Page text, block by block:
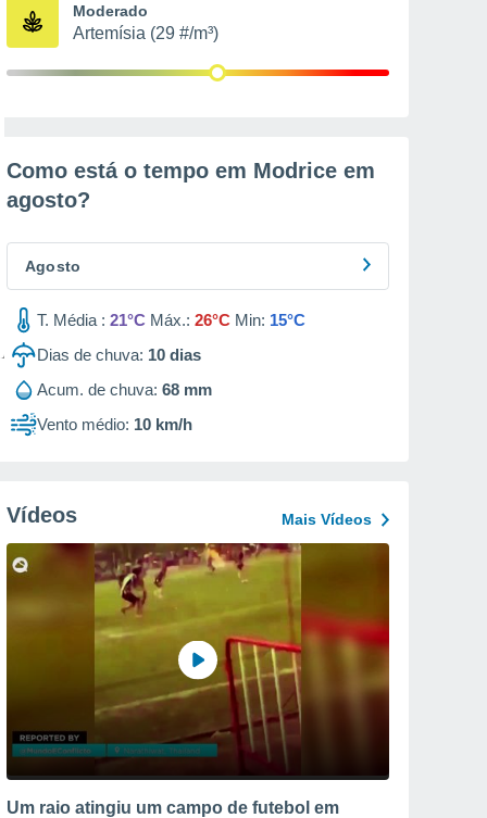
Moderado
Artemísia (29 #/m³)
Como está o tempo em Modrice em
agosto?
Agosto
T. Média : 21°C Máx.: 26°C Min: 15°C
Dias de chuva: 10 dias
Acum. de chuva: 68 mm
Vento médio: 10 km/h
Vídeos Mais Vídeos
Um raio atingiu um campo de futebol em